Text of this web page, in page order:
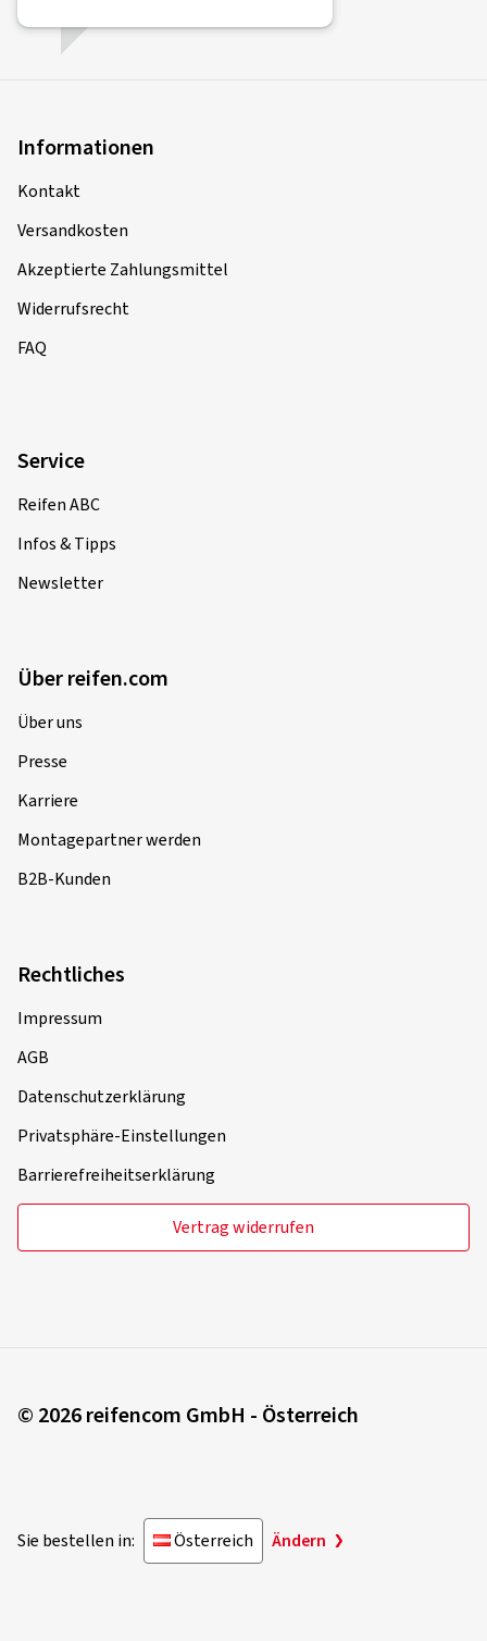
Informationen
Kontakt
Versandkosten
Akzeptierte Zahlungsmittel
Widerrufsrecht
FAQ
Service
Reifen ABC
Infos & Tipps
Newsletter
Über reifen.com
Über uns
Presse
Karriere
Montagepartner werden
B2B-Kunden
Rechtliches
Impressum
AGB
Datenschutzerklärung
Privatsphäre-Einstellungen
Barrierefreiheitserklärung
Vertrag widerrufen
© 2026 reifencom GmbH - Österreich
Sie bestellen in: Österreich Ändern